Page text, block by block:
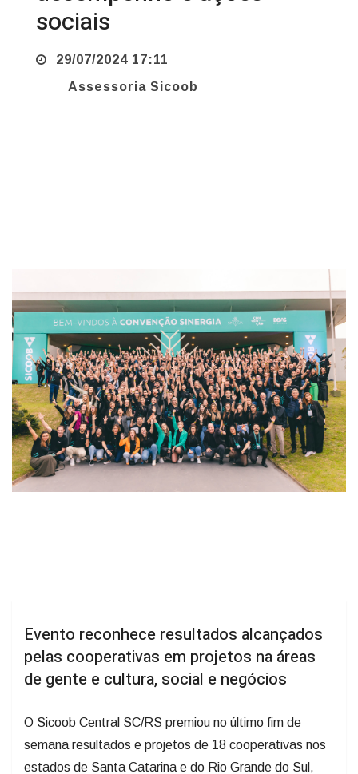
29/07/2024 17:11
Assessoria Sicoob
pelas cooperativas em projetos na áreas
de gente e cultura, social e negócios
semana resultados e projetos de 18 cooperativas nos
estados de Santa Catarina e do Rio Grande do Sul,
em mais uma edição da Convenção Sinergia.